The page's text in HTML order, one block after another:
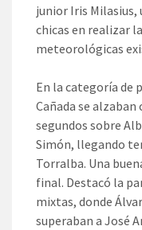
junior Iris Milasius,
chicas en realizar
meteorológicas
En la categoría de
Cañada se
segundos sobre
Simón, llegando
Torralba. Una
final. Destacó la
mixtas, donde
superaban a José